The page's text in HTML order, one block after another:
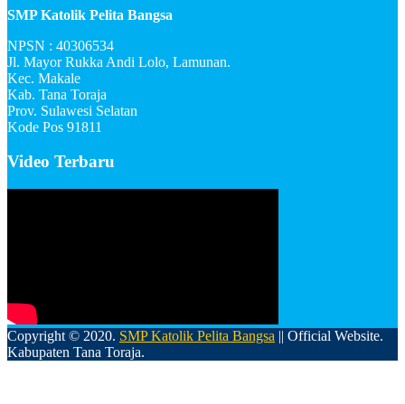
SMP Katolik Pelita Bangsa
NPSN : 40306534
Jl. Mayor Rukka Andi Lolo, Lamunan.
Kec. Makale
Kab. Tana Toraja
Prov. Sulawesi Selatan
Kode Pos 91811
Video Terbaru
Copyright © 2020. SMP Katolik Pelita Bangsa || Official Website.
Kabupaten Tana Toraja.